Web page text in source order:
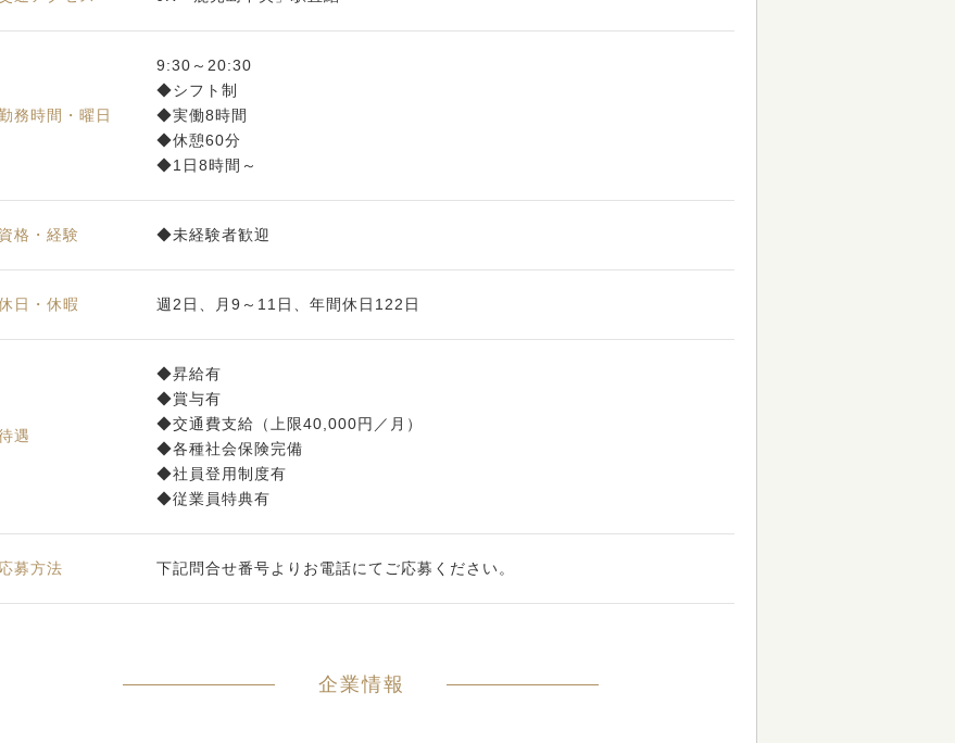
務時間・曜日
9:30～20:30
◆シフト制
◆実働8時間
◆休憩60分
◆1日8時間～
資格・経験 ◆未経験者歓迎
日・休暇 週2日、月9～11日、年間休日122日
遇
◆昇給有
◆賞与有
◆交通費支給（上限40,000円／月）
◆各種社会保険完備
◆社員登用制度有
◆従業員特典有
応募方法 下記問合せ番号よりお電話にてご応募ください。
企業情報